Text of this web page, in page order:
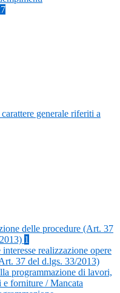
generale riferiti a
delle procedure (Art. 37
1
realizzazione opere
37 del d.lgs. 33/2013)
programmazione di lavori,
e forniture / Mancata